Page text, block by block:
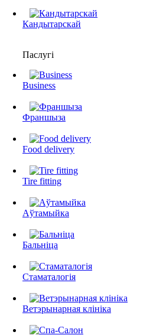
Кандытарскай
Паслугі
Business
Франшыза
Food delivery
Tire fitting
Аўтамыйка
Бальніца
Стаматалогія
Ветэрынарная клініка